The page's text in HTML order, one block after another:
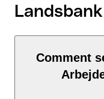
Landsbank
Comment